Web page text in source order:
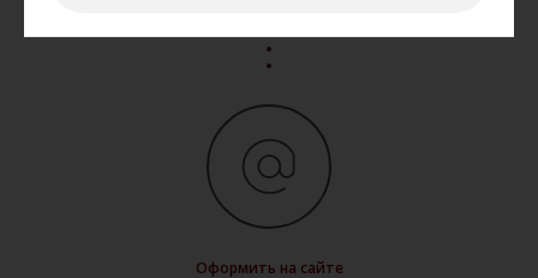
Оформить на сайте